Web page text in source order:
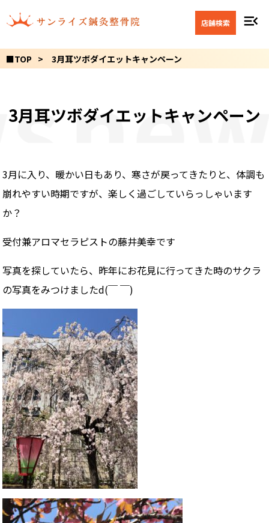
店舗検索 menu_open
■TOP 3月耳ツボダイエットキャンペーン
3月耳ツボダイエットキャンペーン
3月に入り、暖かい日もあり、寒さが戻ってきたりと、体調も
崩れやすい時期ですが、楽しく過ごしていらっしゃいます
か？
受付兼アロマセラピストの藤井美幸です
写真を探していたら、昨年にお花見に行ってきた時のサクラ
の写真をみつけましたd(￣ ￣)